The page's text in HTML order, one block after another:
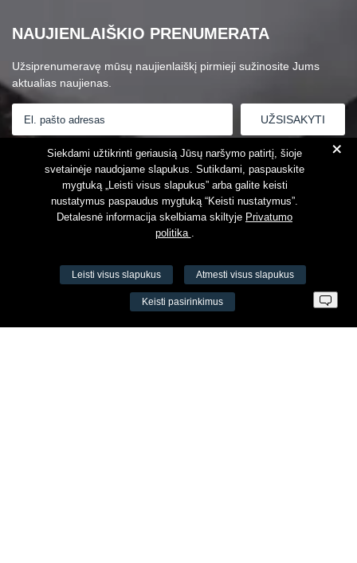
NAUJIENLAIŠKIO PRENUMERATA
Užsiprenumeravę mūsų naujienlaiškį pirmieji sužinosite Jums
aktualias naujienas.
Susipažinau suPrivatumo politika
VŠĮ Fitneso mokymo centras AEROMIX
+
Siekdami užtikrinti geriausią Jūsų naršymo patirtį, šioje
svetainėje naudojame slapukus. Sutikdami, paspauskite
mygtuką „Leisti visus slapukus” arba galite keisti
nustatymus paspaudus mygtuką “Keisti nustatymus”.
Detalesnė informacija skelbiama skiltyje Privatumo
politika .
Leisti visus slapukus Atmesti visus slapukus
Keisti pasirinkimus